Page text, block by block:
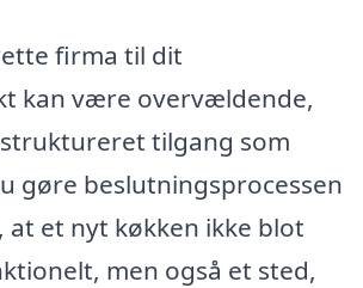
firma til dit
kan være overvældende,
tilgang som
gøre beslutningsprocessen
at et nyt køkken ikke blot
men også et sted,